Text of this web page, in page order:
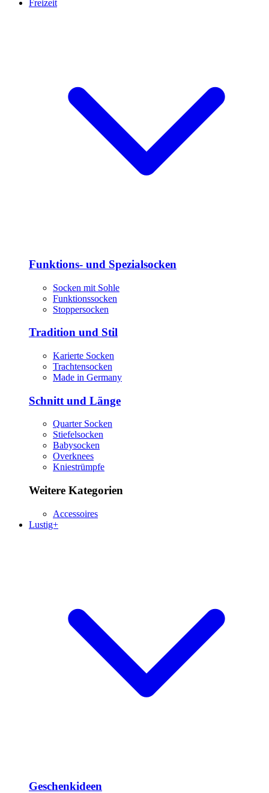
Freizeit
Funktions- und Spezialsocken
Socken mit Sohle
Funktionssocken
Stoppersocken
Tradition und Stil
Karierte Socken
Trachtensocken
Made in Germany
Schnitt und Länge
Quarter Socken
Stiefelsocken
Babysocken
Overknees
Kniestrümpfe
Weitere Kategorien
Accessoires
Lustig+
Geschenkideen